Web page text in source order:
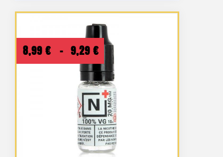
8,99 € – 9,29 € Plage
de
prix :
8,99 €
à
9,29 €